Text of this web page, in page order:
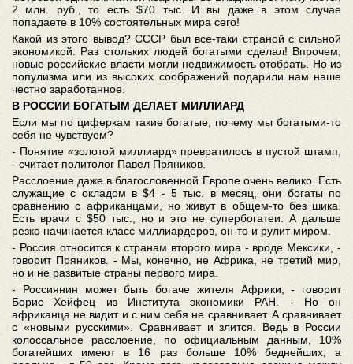
2 млн. руб., то есть $70 тыс. И вы даже в этом случае
попадаете в 10% состоятельных мира сего!
Какой из этого вывод? СССР был все-таки страной с сильной
экономикой. Раз стольких людей богатыми сделал! Впрочем,
новые российские власти могли недвижимость отобрать. Но из
популизма или из высоких соображений подарили нам наше
честно заработанное.
В РОССИИ БОГАТЫМ ДЕЛАЕТ МИЛЛИАРД
Если мы по циферкам такие богатые, почему мы богатыми-то
себя не чувствуем?
- Понятие «золотой миллиард» превратилось в пустой штамп,
- считает политолог Павел Пряников.
Расслоение даже в благословенной Европе очень велико. Есть
служащие с окладом в $4 - 5 тыс. в месяц, они богаты по
сравнению с африканцами, но живут в общем-то без шика.
Есть врачи с $50 тыс., но и это не супербогатеи. А дальше
резко начинается класс миллиардеров, он-то и рулит миром.
- Россия относится к странам второго мира - вроде Мексики, -
говорит Пряников. - Мы, конечно, не Африка, не третий мир,
но и не развитые страны первого мира.
- Россиянин может быть богаче жителя Африки, - говорит
Борис Хейфец из Института экономики РАН. - Но он
африканца не видит и с ним себя не сравнивает. А сравнивает
с «новыми русскими». Сравнивает и злится. Ведь в России
колоссальное расслоение, по официальным данным, 10%
богатейших имеют в 16 раз больше 10% беднейших, а